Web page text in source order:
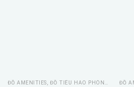
ĐỒ AMENITIES, ĐỒ TIÊU HAO PHÒNG TẮM